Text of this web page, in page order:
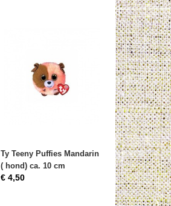
Ty Teeny Puffies Mandarin
( hond) ca. 10 cm
€ 4,50